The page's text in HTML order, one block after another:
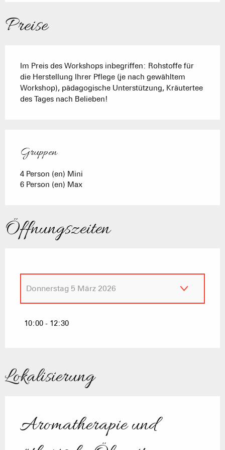
Preise
Im Preis des Workshops inbegriffen: Rohstoffe für
die Herstellung Ihrer Pflege (je nach gewähltem
Workshop), pädagogische Unterstützung, Kräutertee
des Tages nach Belieben!
Gruppen
Gruppen
4 Person (en) Mini
6 Person (en) Max
Öffnungszeiten
Donnerstag 26 Februar 2026
Donnerstag 5 März 2026
10:00 - 12:30
Lokalisierung
Aromatherapie und